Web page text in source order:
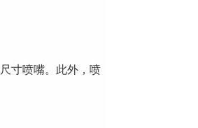
寸喷嘴。此外，喷